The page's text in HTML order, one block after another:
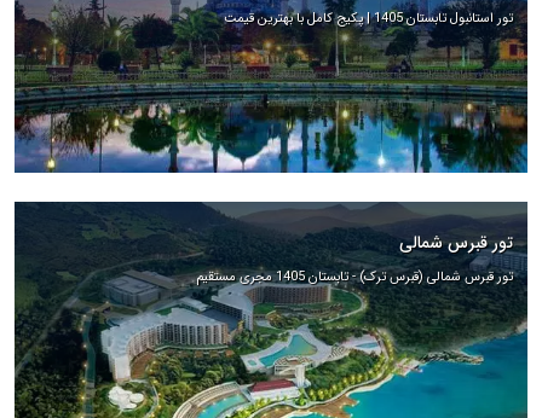
تور استانبول تابستان 1405 | پکیج کامل با بهترین قیمت
تور قبرس شمالی
تور قبرس شمالی (قبرس ترک) - تابستان 1405 مجری مستقیم